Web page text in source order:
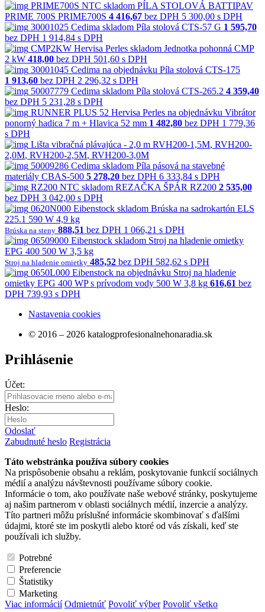
PRIME700S NTC skladom PÍLA STOLOVÁ BATTIPAV
PRIME 700S PRIME700S 4 416,67 bez DPH 5 300,00 s DPH
30001025 Cedima skladom Píla stolová CTS-57 G 1 595,70
bez DPH 1 914,84 s DPH
CMP2KW Hervisa Perles skladom Jednotka pohonná CMP
2 kW 418,00 bez DPH 501,60 s DPH
30001045 Cedima na objednávku Píla stolová CTS-175
1 913,60 bez DPH 2 296,32 s DPH
50007779 Cedima skladom Píla stolová CTS-265.2 4 359,40
bez DPH 5 231,28 s DPH
RUNNER PLUS 52 Hervisa Perles na objednávku Vibrátor
ponorný hadica 7 m + Hlavica 52 mm 1 482,80 bez DPH 1 779,36
s DPH
Lišta vibračná plávajúca - 2,0 m RVH200-1,5M, RVH200-
2,0M, RVH200-2,5M, RVH200-3,0M
50009286 Cedima skladom Píla pásová na stavebné
materiály CBAS-500 5 278,20 bez DPH 6 333,84 s DPH
RZ200 NTC skladom REZAČKA ŠPÁR RZ200 2 535,00
bez DPH 3 042,00 s DPH
0620N000 Eibenstock skladom Brúska na sadrokartón ELS
225.1 590 W 4,9 kg
Brúska na steny 888,51 bez DPH 1 066,21 s DPH
06509000 Eibenstock skladom Stroj na hladenie omietky
EPG 400 500 W 3,5 kg
Stroj na hladenie omietky 485,52 bez DPH 582,62 s DPH
0650L000 Eibenstock na objednávku Stroj na hladenie
omietky EPG 400 WP s prívodom vody 500 W 3,8 kg 616,61 bez
DPH 739,93 s DPH
Nastavenia cookies
© 2016 – 2026 katalogprofesionalnehonaradia.sk
Prihlásenie
Účet:
Heslo:
Odoslať
Zabudnuté heslo Registrácia
Táto webstránka používa súbory cookies
Na prispôsobenie obsahu a reklám, poskytovanie funkcií sociálnych
médií a analýzu návštevnosti používame súbory cookie.
Informácie o tom, ako používate naše webové stránky, poskytujeme
aj našim partnerom v oblasti sociálnych médií, inzercie a analýzy.
Títo partneri môžu príslušné informácie skombinovať s ďalšími
údajmi, ktoré ste im poskytli alebo ktoré od vás získali, keď ste
používali ich služby.
Potrebné
Preferencie
Štatistiky
Marketing
Viac informácií Odmietnúť Povoliť výber Povoliť všetko